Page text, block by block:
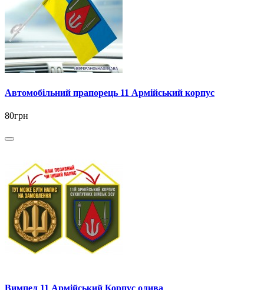
Автомобільний прапорець 11 Армійський корпус
80грн